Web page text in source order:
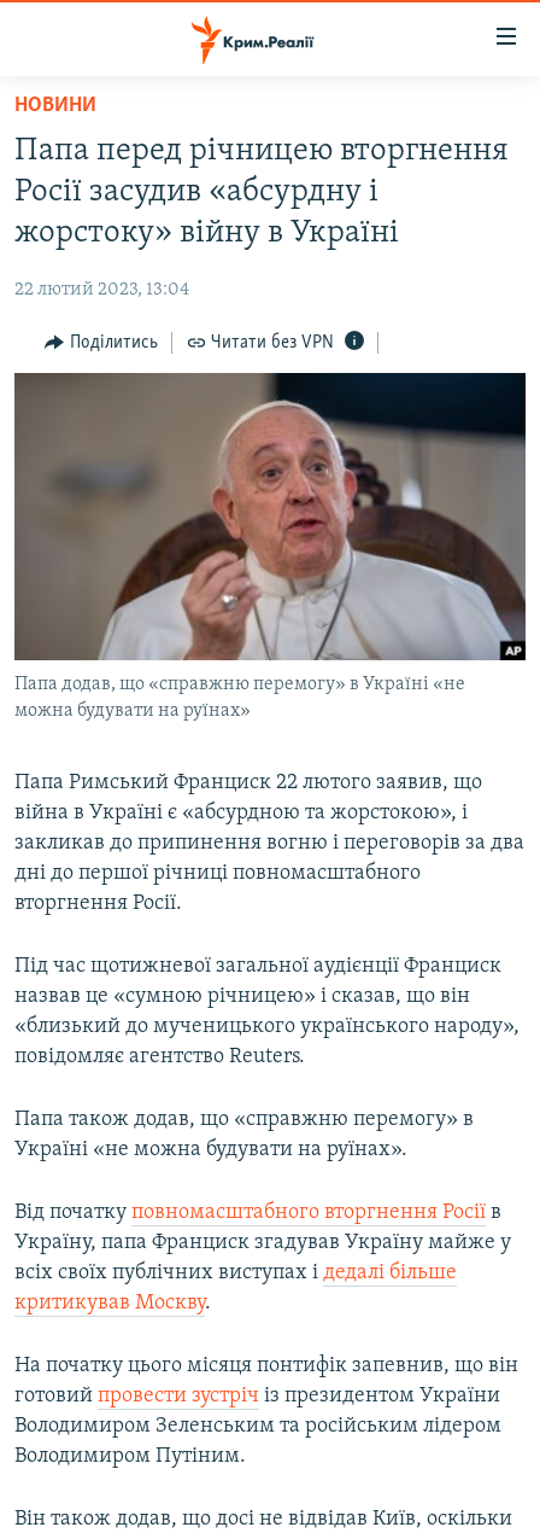
Перейти
основного
матеріалу
до
основної
Перейти
до
ВОДА.КРИМ
ВІДЕО ТА ФОТО
БЛОГИ
ПОГЛЯД
ВІДЕОУРОКИ «ELIFBE»
СВІДЧЕННЯ ОКУПАЦІЇ
УКРАЇНСЬКА ПРОБЛЕМА КРИМУ
ІНФОГРАФІКА
ЯК ОБІЙТИ БЛОКУВАННЯ
Qırımtatar
ДОЛУЧАЙСЯ!
Усі сайти RFE/RL
НОВИНИ
Папа перед річницею вторгнення
Росії засудив «абсурдну і
жорстоку» війну в Україні
22 лютий 2023, 13:04
Поділитись Читати без VPN
Папа додав, що «справжню перемогу» в Україні «не
можна будувати на руїнах»
Папа Римський Франциск 22 лютого заявив, що
війна в Україні є «абсурдною та жорстокою», і
закликав до припинення вогню і переговорів за два
дні до першої річниці повномасштабного
вторгнення Росії.
Під час щотижневої загальної аудієнції Франциск
назвав це «сумною річницею» і сказав, що він
«близький до мученицького українського народу»,
повідомляє агентство Reuters.
Папа також додав, що «справжню перемогу» в
Україні «не можна будувати на руїнах».
Від початку повномасштабного вторгнення Росії в
Україну, папа Франциск згадував Україну майже у
всіх своїх публічних виступах і дедалі більше
критикував Москву.
На початку цього місяця понтифік запевнив, що він
готовий провести зустріч із президентом України
Володимиром Зеленським та російським лідером
Володимиром Путіним.
Він також додав, що досі не відвідав Київ, оскільки